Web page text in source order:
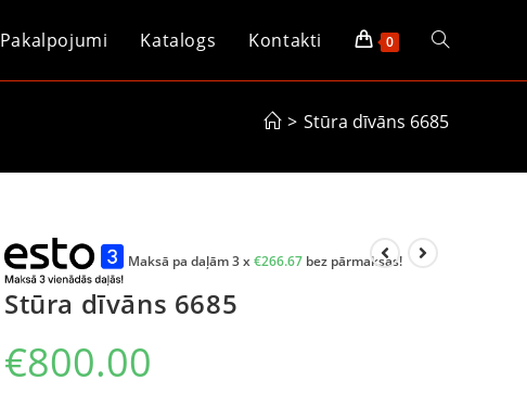
Pakalpojumi Katalogs Kontakti 0
> Stūra dīvāns 6685
Maksā pa daļām 3 x€266.67 bez pārmaksas!
Stūra dīvāns 6685
€800.00